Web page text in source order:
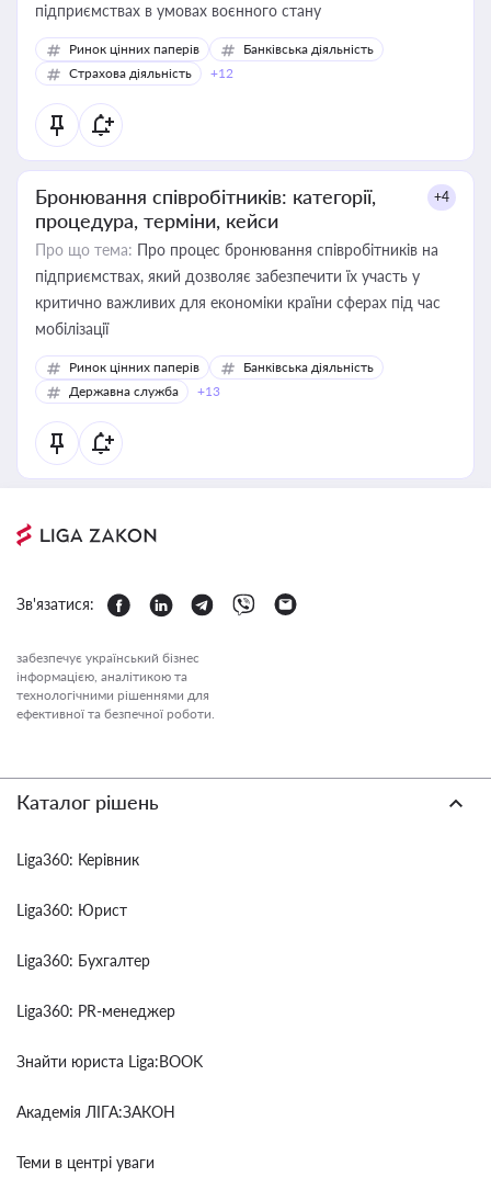
підприємствах в умовах воєнного стану
Ринок цінних паперів
Банківська діяльність
Страхова діяльність
+12
Бронювання співробітників: категорії,
процедура, терміни, кейси
+4
Про що тема: Про процес бронювання співробітників на
підприємствах, який дозволяє забезпечити їх участь у
критично важливих для економіки країни сферах під час
мобілізації
Ринок цінних паперів
Банківська діяльність
Державна служба
+13
Зв'язатися:
забезпечує український бізнес
інформацією, аналітикою та
технологічними рішеннями для
ефективної та безпечної роботи.
Каталог рішень
Liga360: Керівник
Liga360: Юрист
Liga360: Бухгалтер
Liga360: PR-менеджер
Знайти юриста Liga:BOOK
Академія ЛІГА:ЗАКОН
Теми в центрі уваги